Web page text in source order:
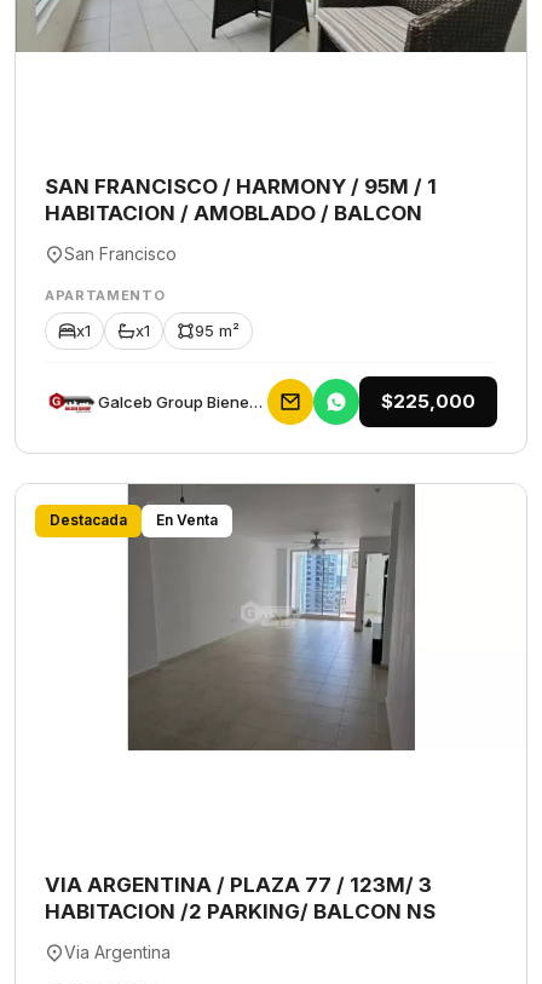
SAN FRANCISCO / HARMONY / 95M / 1
HABITACION / AMOBLADO / BALCON
San Francisco
APARTAMENTO
x1 x1 95 m²
Galceb Group Bienes Raices $225,000
Destacada En Venta
VIA ARGENTINA / PLAZA 77 / 123M/ 3
HABITACION /2 PARKING/ BALCON NS
Via Argentina